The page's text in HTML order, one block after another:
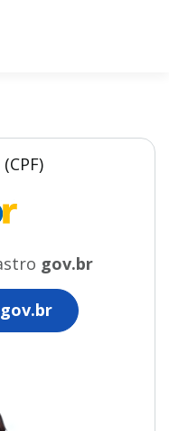
gov.br
gov.br